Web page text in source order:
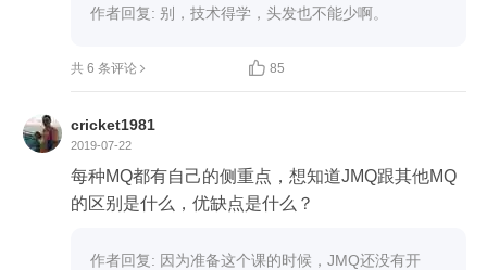
作者回复: 别，技术得学，头发也不能少啊。
共 6 条评论  85
cricket1981
2019-07-22
每种MQ都有自己的侧重点，想知道JMQ跟其他MQ
的区别是什么，优缺点是什么？
作者回复: 因为准备这个课的时候，JMQ还没有开